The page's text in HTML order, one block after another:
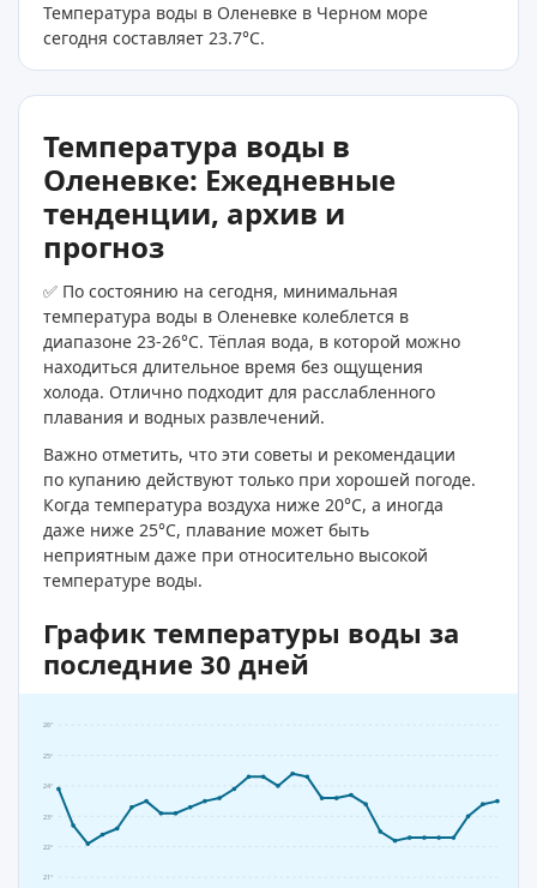
Температура воды в Оленевке в Черном море
сегодня составляет 23.7°C.
Температура воды в
Оленевке: Ежедневные
тенденции, архив и
прогноз
✅ По состоянию на сегодня, минимальная
температура воды в Оленевке колеблется в
диапазоне 23-26°C. Тёплая вода, в которой можно
находиться длительное время без ощущения
холода. Отлично подходит для расслабленного
плавания и водных развлечений.
Важно отметить, что эти советы и рекомендации
по купанию действуют только при хорошей погоде.
Когда температура воздуха ниже 20°C, а иногда
даже ниже 25°C, плавание может быть
неприятным даже при относительно высокой
температуре воды.
График температуры воды за
последние 30 дней
21°
22°
23°
24°
25°
26°